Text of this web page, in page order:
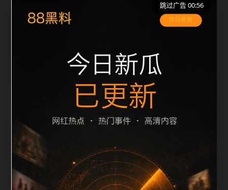
于补齐栏目深度，同时帮助 sitemap、栏目页、首页推
荐形成更自然的内链关系。图片说明统一绑定站点主关
间识别一致主题。后续每日采集时，建议继续执行远程
图片本地化、坏图默认图兜底、标题去重和 description
长度过滤。如果同一主题下有多个相近页面，应通过不
同角度补充事件背景、访问场景、相关问题或专题入
口，降低站群页面之间的重复感。页面底部保留同类推
跳过广告 00:56